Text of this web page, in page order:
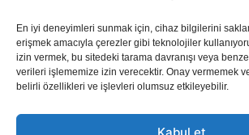
En iyi deneyimleri sunmak için, cihaz bilgilerini
erişmek amacıyla çerezler gibi teknolojiler
izin vermek, bu sitedeki tarama davranışı veya
verileri işlememize izin verecektir. Onay vermemek
belirli özellikleri ve işlevleri olumsuz etkileyebilir.
Kabul et
A101 Yorumları
Bayilik Veren Firmalar